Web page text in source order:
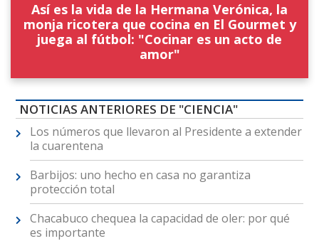
Así es la vida de la Hermana Verónica, la
monja ricotera que cocina en El Gourmet y
juega al fútbol: "Cocinar es un acto de
amor"
NOTICIAS ANTERIORES DE "CIENCIA"
Los números que llevaron al Presidente a extender
la cuarentena
Barbijos: uno hecho en casa no garantiza
protección total
Chacabuco chequea la capacidad de oler: por qué
es importante